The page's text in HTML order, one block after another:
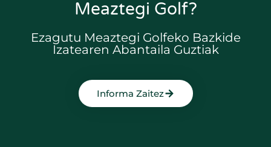
Meaztegi Golf?
Ezagutu Meaztegi Golfeko Bazkide
Izatearen Abantaila Guztiak
Informa Zaitez